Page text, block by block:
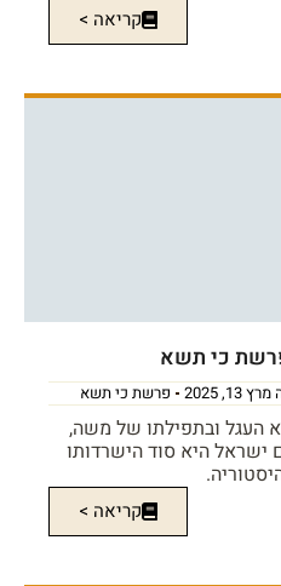
קריאה >
כי תשא
2025 פרשת כי תשא
ובתפילתו של משה,
היא סוד הישרדותו
קריאה >